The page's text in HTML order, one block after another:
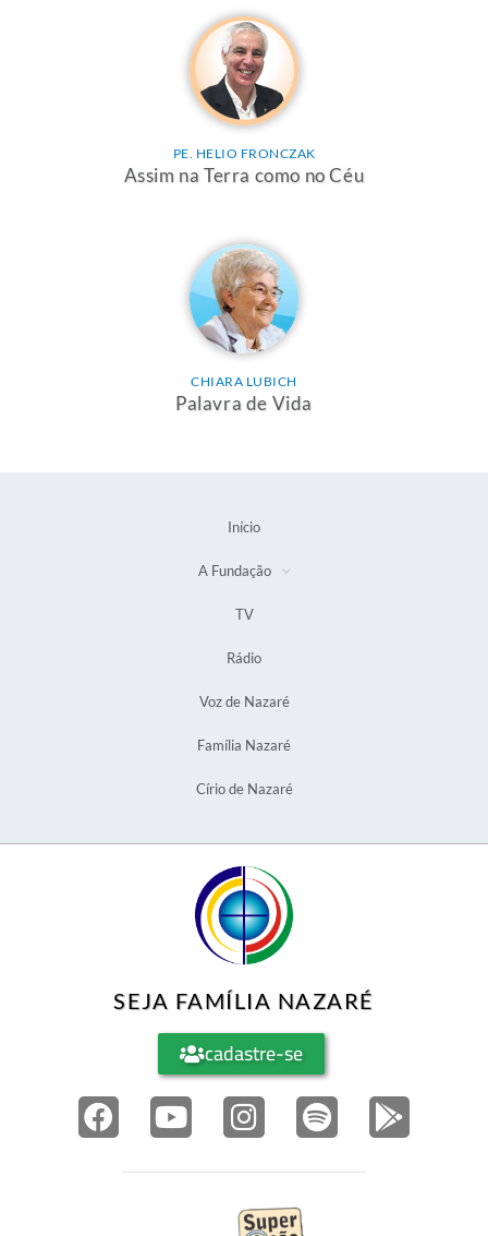
PE. HELIO FRONCZAK
Assim na Terra como no Céu
CHIARA LUBICH
Palavra de Vida
Início
A Fundação
TV
Rádio
Voz de Nazaré
Família Nazaré
Círio de Nazaré
SEJA FAMÍLIA NAZARÉ
cadastre-se